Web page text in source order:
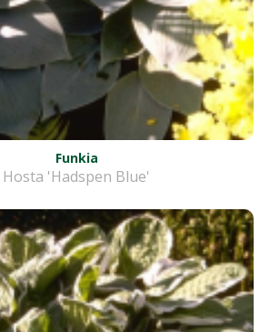
Funkia
Hosta 'Hadspen Blue'